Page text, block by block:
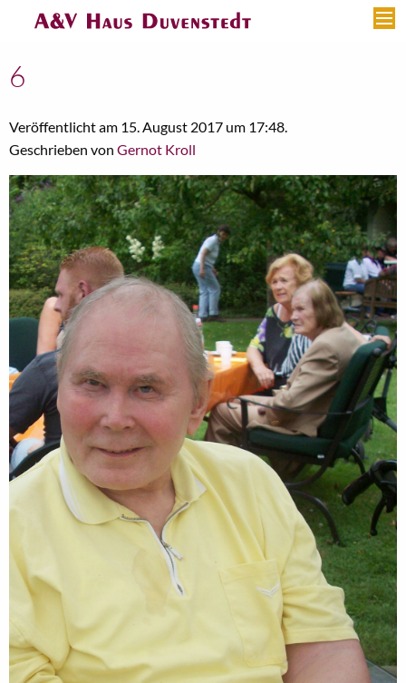
6
Veröffentlicht am 15. August 2017 um 17:48.
Geschrieben von Gernot Kroll